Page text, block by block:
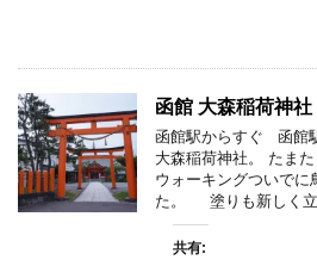
函館 大森稲荷神社
函館駅からすぐ 函館
大森稲荷神社。 たま
ウォーキングついでに
た。 塗りも新しく
共有: